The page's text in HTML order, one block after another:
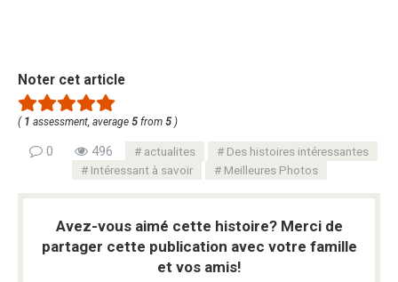
Noter cet article
( 1 assessment, average 5 from 5 )
0 496 actualites
Des histoires intéressantes
Intéressant à savoir
Meilleures Photos
Avez-vous aimé cette histoire? Merci de
partager cette publication avec votre famille
et vos amis!